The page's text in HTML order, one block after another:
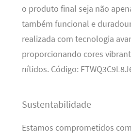
o produto final seja não
também funcional e
realizada com tecnologia
proporcionando cores
nítidos. Código:
Sustentabilidade
Estamos comprometidos